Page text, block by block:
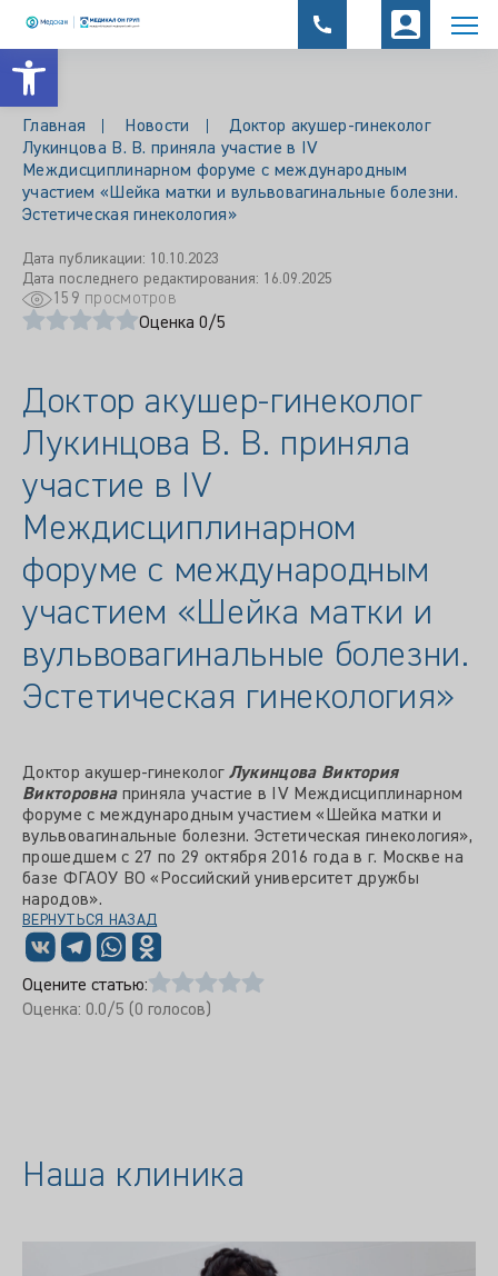
Открыть панель инструментов
Главная Новости
Доктор акушер-гинеколог
Лукинцова В. В. приняла участие в IV
Междисциплинарном форуме с международным
участием «Шейка матки и вульвовагинальные болезни.
Эстетическая гинекология»
Дата публикации: 10.10.2023
Дата последнего редактирования: 16.09.2025
159 просмотров
Оценка 0/5
Доктор акушер-гинеколог
Лукинцова В. В. приняла
участие в IV
Междисциплинарном
форуме с международным
участием «Шейка матки и
вульвовагинальные болезни.
Эстетическая гинекология»
Доктор акушер-гинеколог Лукинцова Виктория
Викторовнаприняла участие в IV Междисциплинарном
форуме с международным участием «Шейка матки и
вульвовагинальные болезни. Эстетическая гинекология»,
прошедшем с 27 по 29 октября 2016 года в г. Москве на
базе ФГАОУ ВО «Российский университет дружбы
народов».
ВЕРНУТЬСЯ НАЗАД
Оцените статью:
Оценка: 0.0/5 (0 голосов)
Наша клиника